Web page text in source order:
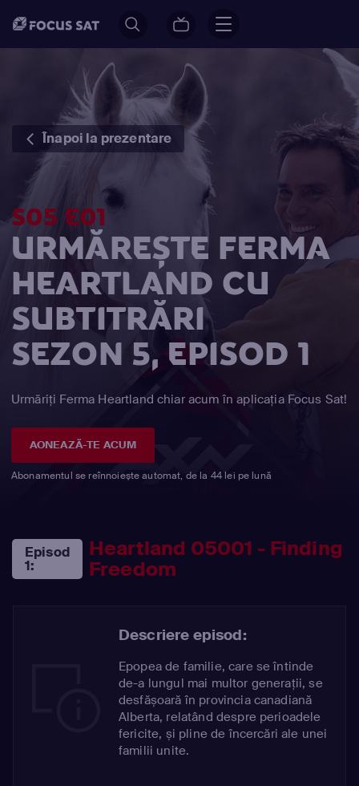
Înapoi la prezentare
S05 E01
URMĂREȘTE FERMA
HEARTLAND CU
SUBTITRĂRI
SEZON 5, EPISOD 1
Urmăriți Ferma Heartland chiar acum în aplicația Focus Sat!
AONEAZĂ-TE ACUM
Abonamentul se reînnoiește automat, de la 44 lei pe lună
Episod
1:
Heartland 05001 - Finding
Freedom
Descriere episod:
Epopea de familie, care se întinde
de-a lungul mai multor generații, se
desfășoară în provincia canadiană
Alberta, relatând despre perioadele
fericite, și pline de încercări ale unei
familii unite.